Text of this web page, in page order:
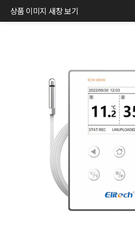
상품 이미지 새창 보기